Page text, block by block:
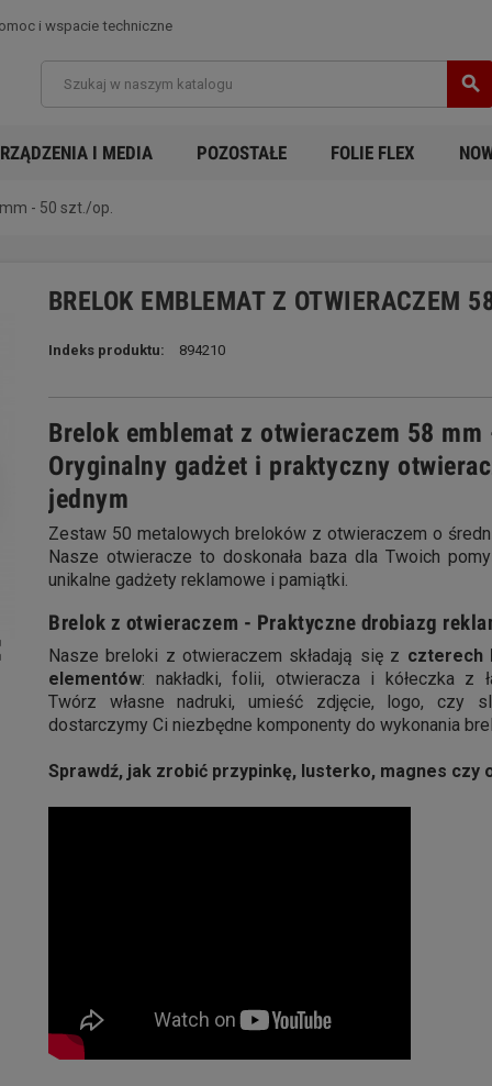
i wspacie techniczne
search
I MEDIA POZOSTAŁE FOLIE FLEX
- 50 szt./op.
BRELOK EMBLEMAT Z OTWIERACZEM
Indeks produktu: 894210
Brelok emblemat z otwieraczem 58 mm
Oryginalny gadżet i praktyczny
jednym
Zestaw 50 metalowych breloków z otwieraczem o
Nasze otwieracze to doskonała baza dla Twoich
unikalne gadżety reklamowe i pamiątki.
Brelok z otwieraczem - Praktyczne drobiazg
Nasze breloki z otwieraczem składają się z czterech
elementów: nakładki, folii, otwieracza i kółeczka z
Twórz własne nadruki, umieść zdjęcie, logo, czy
dostarczymy Ci niezbędne komponenty do wykonania
Sprawdź, jak zrobić przypinkę, lusterko, magnes czy